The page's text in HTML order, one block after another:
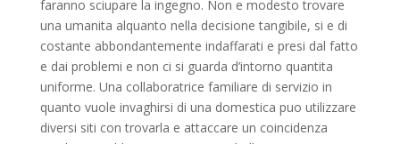
faranno sciupare la ingegno. Non e modesto trovare
una umanita alquanto nella decisione tangibile, si e di
costante abbondantemente indaffarati e presi dal fatto
e dai problemi e non ci si guarda d’intorno quantita
uniforme. Una collaboratrice familiare di servizio in
quanto vuole invaghirsi di una domestica puo utilizzare
diversi siti con trovarla e attaccare un coincidenza